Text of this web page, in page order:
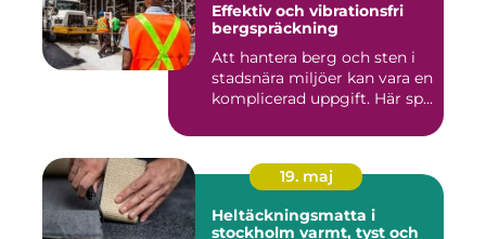
Effektiv och vibrationsfri
bergspräckning
Att hantera berg och sten i
stadsnära miljöer kan vara en
komplicerad uppgift. Här sp...
19. maj
Heltäckningsmatta i
stockholm varmt, tyst och